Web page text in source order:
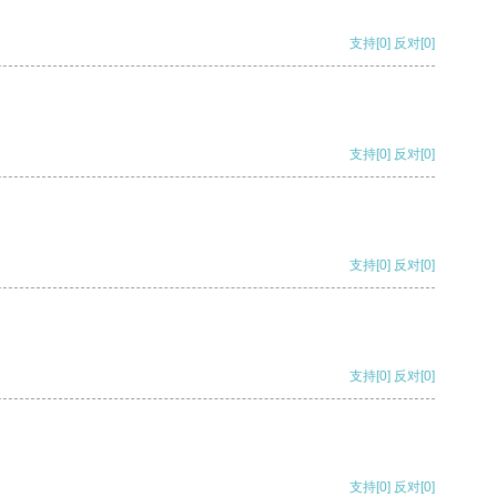
支持[0] 反对[0]
支持[0] 反对[0]
支持[0] 反对[0]
支持[0] 反对[0]
支持[0] 反对[0]